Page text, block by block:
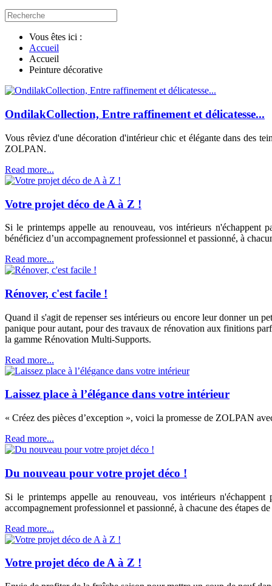
Vous êtes ici :
Accueil
Accueil
Peinture décorative
OndilakCollection, Entre raffinement et délicatesse...
Vous rêviez d'une décoration d'intérieur chic et élégante dans des
ZOLPAN.
Read more...
Votre projet déco de A à Z !
Si le printemps appelle au renouveau, vos intérieurs n'échappent
bénéficiez d’un accompagnement professionnel et passionné, à
Read more...
Rénover, c'est facile !
Quand il s'agit de repenser ses intérieurs ou encore leur donner un
panique pour autant, pour des travaux de rénovation aux finitions
la gamme Rénovation Multi-Supports.
Read more...
Laissez place à l’élégance dans votre intérieur
« Créez des pièces d’exception », voici la promesse de ZOLPAN
Read more...
Du nouveau pour votre projet déco !
Si le printemps appelle au renouveau, vos intérieurs
accompagnement professionnel et passionné, à chacune des étapes
Read more...
Votre projet déco de A à Z !